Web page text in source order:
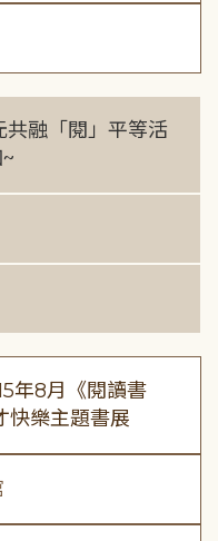
共融「閱」平等活
年8月《閱讀書
快樂主題書展